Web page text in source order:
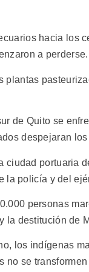
hacia los
a perderse.
de Quito se
despejaran
ciudad portuaria
policía y del
personas
la destitución de
los indígenas
no se